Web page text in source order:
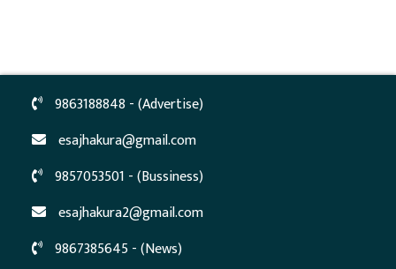
9863188848 - (Advertise)
esajhakura@gmail.com
9857053501 - (Bussiness)
esajhakura2@gmail.com
9867385645 - (News)